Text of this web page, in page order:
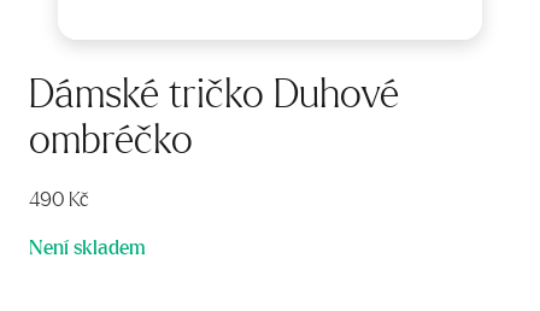
Dámské tričko Duhové
ombréčko
490 Kč
Není skladem